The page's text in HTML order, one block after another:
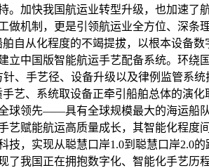
。加快我国航运业转型升级，也加速
做机制，更是引领航运业全方位、深
自从化程度的不竭提拔，以根本设备
中国版智能航运手艺配备系统。环
、手艺径、设备升级以及律例监管系
艺、系统取设备正牵引船舶总体的演
球领先——具有全球规模最大的海运船
艺赋能航运高质量成长，其智能化程
，实现从聪慧口岸1.0到聪慧口岸2.0
了我国正在拥抱数字化、智能化手艺